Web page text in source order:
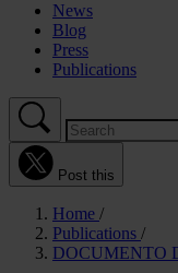
News
Blog
Press
Publications
Post this
Home
Publications
DOCUMENTO